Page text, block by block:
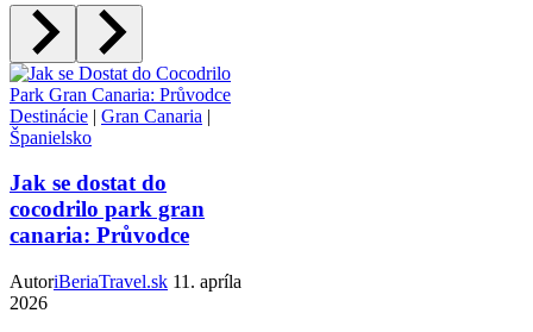
Destinácie | Gran Canaria |
Španielsko
Jak se dostat do
cocodrilo park gran
canaria: Průvodce
AutoriBeriaTravel.sk 11. apríla
2026